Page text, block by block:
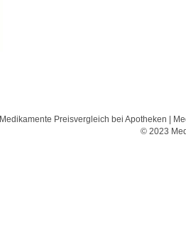
Medikamente Preisvergleich bei Apotheken |
© 2023